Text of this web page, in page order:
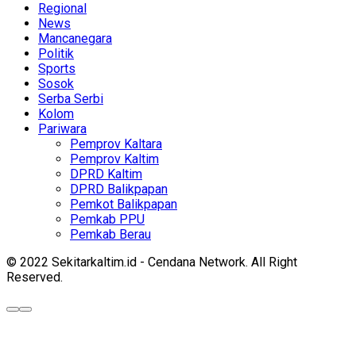
Regional
News
Mancanegara
Politik
Sports
Sosok
Serba Serbi
Kolom
Pariwara
Pemprov Kaltara
Pemprov Kaltim
DPRD Kaltim
DPRD Balikpapan
Pemkot Balikpapan
Pemkab PPU
Pemkab Berau
© 2022 Sekitarkaltim.id - Cendana Network. All Right
Reserved.